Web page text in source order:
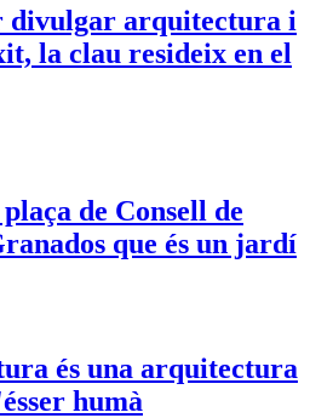
divulgar arquitectura i
la clau resideix en el
de Consell de
que és un jardí
és una arquitectura
humà